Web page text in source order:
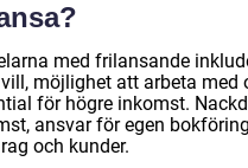
med frilansande
möjlighet att arbeta med
för högre inkomst.
ansvar för egen
och kunder.